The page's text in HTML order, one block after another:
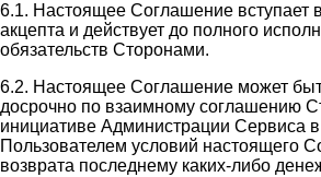
6.1. Настоящее Соглашение вступает
акцепта и действует до полного
обязательств Сторонами.
6.2. Настоящее Соглашение может
досрочно по взаимному соглашению
инициативе Администрации Сервиса
Пользователем условий настоящего
возврата последнему каких-либо